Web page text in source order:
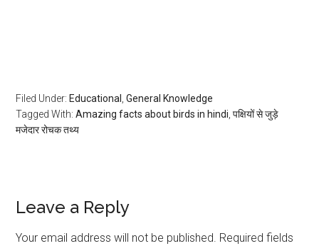
Filed Under: Educational ,General Knowledge
Tagged With:Amazing facts about birds in hindi ,पक्षियों से जुड़े
मजेदार रोचक तथ्य
Leave a Reply
Your email address will not be published. Required fields